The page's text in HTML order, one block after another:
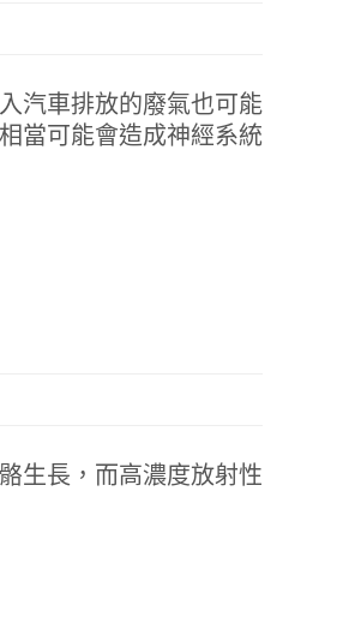
汽車排放的廢氣也可能
當可能會造成神經系統
生長，而高濃度放射性